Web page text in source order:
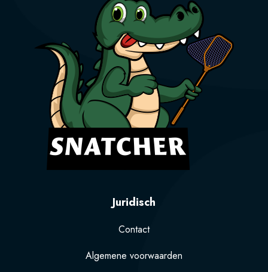
Juridisch
Contact
Algemene voorwaarden